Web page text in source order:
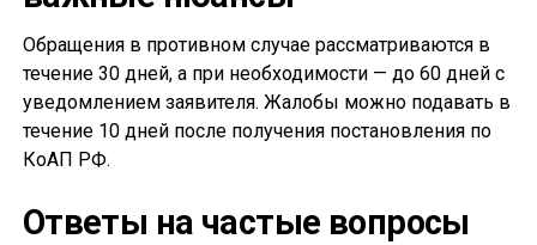
Обращения в противном случае рассматриваются в
течение 30 дней, а при необходимости — до 60 дней с
уведомлением заявителя. Жалобы можно подавать в
течение 10 дней после получения постановления по
КоАП РФ.
Ответы на частые вопросы